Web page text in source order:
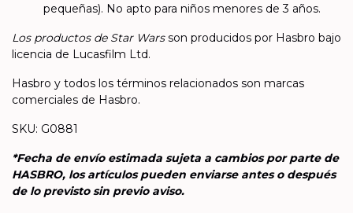
pequeñas). No apto para niños menores de 3 años.
Los productos de Star Warsson producidos por Hasbro bajo
licencia de Lucasfilm Ltd.
Hasbro y todos los términos relacionados son marcas
comerciales de Hasbro.
SKU: G0881
*Fecha de envío estimada sujeta a cambios por parte de
HASBRO, los artículos pueden enviarse antes o después
de lo previsto sin previo aviso.